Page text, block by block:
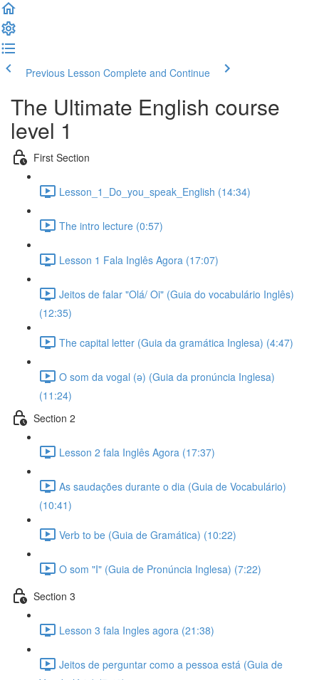
Previous Lesson Complete and Continue
The Ultimate English course
level 1
First Section
Lesson_1_Do_you_speak_English (14:34)
The intro lecture (0:57)
Lesson 1 Fala Inglês Agora (17:07)
Jeitos de falar "Olá/ Oi" (Guia do vocabulário Inglês)
(12:35)
The capital letter (Guia da gramática Inglesa) (4:47)
O som da vogal (ə) (Guia da pronúncia Inglesa)
(11:24)
Section 2
Lesson 2 fala Inglês Agora (17:37)
As saudações durante o dia (Guia de Vocabulário)
(10:41)
Verb to be (Guia de Gramática) (10:22)
O som "I" (Guia de Pronúncia Inglesa) (7:22)
Section 3
Lesson 3 fala Ingles agora (21:38)
Jeitos de perguntar como a pessoa está (Guia de